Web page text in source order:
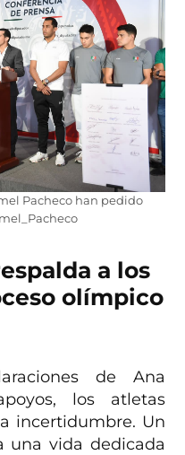
Pacheco han pedido
a los
olímpico
de Ana
los atletas
incertidumbre. Un
una vida dedicada